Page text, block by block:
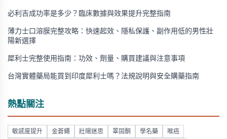
必利吉成功率是多少？臨床數據與效果提升完整指南
薄力士口溶膜完整攻略：快速起效、隱私保護、副作用低的男性壯
陽新選擇
犀利士完整使用指南：功效、劑量、購買建議與注意事項
台灣實體藥局能買到印度犀利士嗎？法規說明與安全購藥指南
熱點關注
敏感度提升 金蒼蠅 壯陽迷思 睪固酮 學名藥 喉癌